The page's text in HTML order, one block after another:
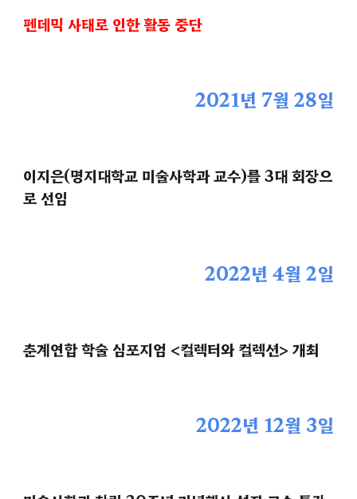
펜데믹 사태로 인한 활동 중단
2021년 7월 28일
이지은(명지대학교 미술사학과 교수)를 3대 회장으
로 선임
2022년 4월 2일
춘계연합 학술 심포지엄 <컬렉터와 컬렉션> 개최
2022년 12월 3일